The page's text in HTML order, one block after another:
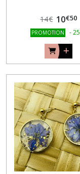
14€ 10€50
PROMOTION -25